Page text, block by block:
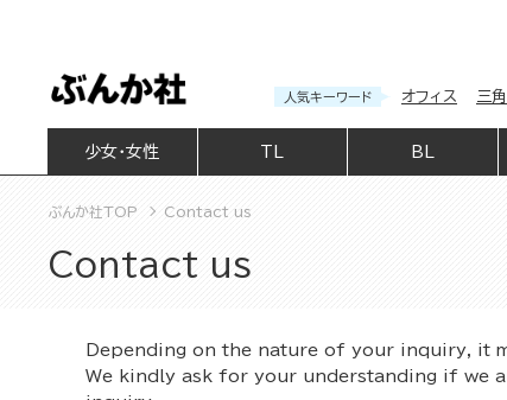
人気キーワード オフィス 三
少女・女性 BL
ぶんか社TOP Contact us
Contact us
Depending on the nature of your inquiry, it
We kindly ask for your understanding if we